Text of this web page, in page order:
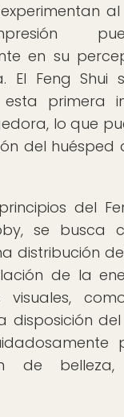
en su
El Feng Shui
primera
lo que
del huésped
del
se busca
distribución
de la
visuales,
disposición del
de